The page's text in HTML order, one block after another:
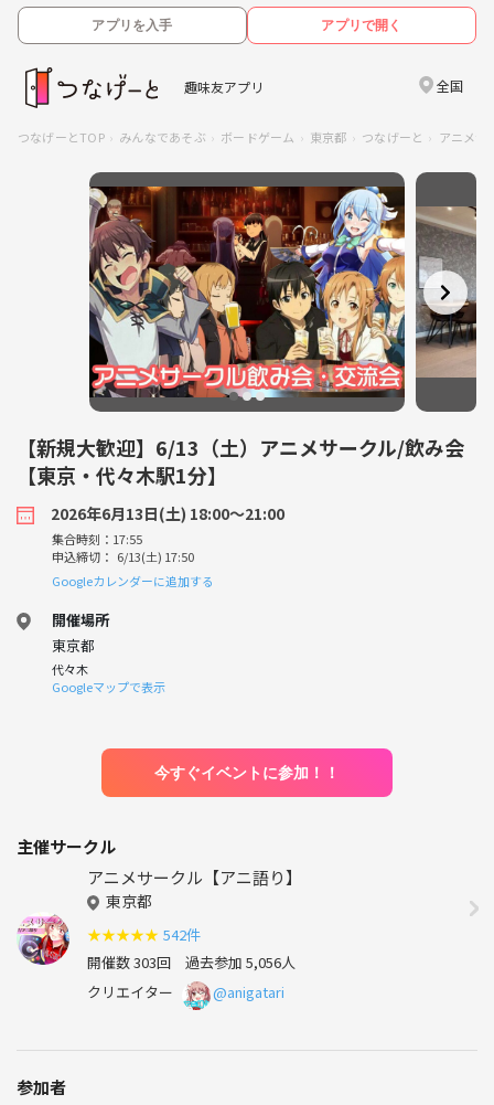
アプリを入手 アプリで開く
趣味友アプリ 全国
つなげーとTOP みんなであそぶ ボードゲーム 東京都 つなげーと アニメサ
【新規大歓迎】6/13（土）アニメサークル/飲み会
【東京・代々木駅1分】
2026年6月13日(土) 18:00〜21:00
集合時刻：17:55
申込締切： 6/13(土) 17:50
Googleカレンダーに追加する
開催場所
東京都
代々木
Googleマップで表示
今すぐイベントに参加！！
主催サークル
アニメサークル【アニ語り】
東京都
★★★★★ 542件
開催数 303回 過去参加 5,056人
クリエイター
@anigatari
参加者